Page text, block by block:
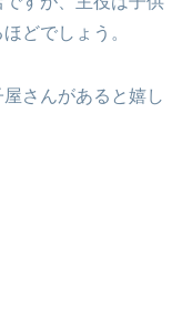
どでしょう。
さんがあると嬉し